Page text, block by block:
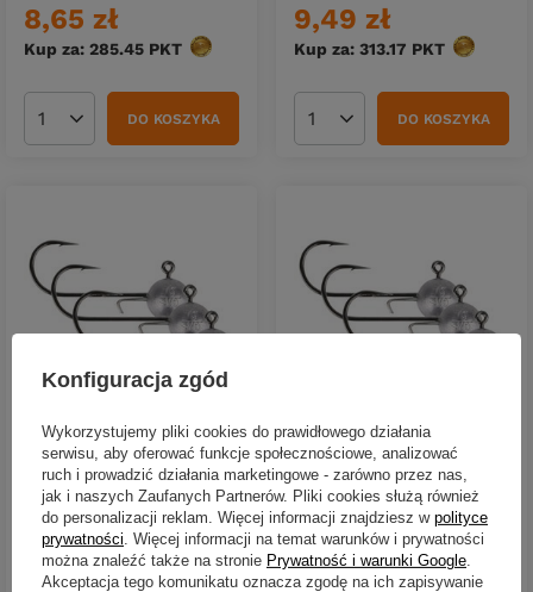
8,65 zł
Kup za: 285.45 PKT punktów
Ilość produktówDO KOSZYKA
9,49 zł
Kup za: 313.17 PKT punktów
Ilość produktówDO KOSZYKA
BESTSELLER
Główki jigowe Mikado Jaws
Classic Jig - 7g - hak: 5/0 -
3szt.
9,94 zł
Kup za: 328.02PKT punktów
Główki jigowe Mikado Jaws
Classic Jig - 7g - hak: 6/0 -
3szt.
9,37 zł
Kup za: 309.21PKTpunktów
Konfiguracja zgód
Wykorzystujemy pliki cookies do prawidłowego działania
serwisu, aby oferować funkcje społecznościowe, analizować
ruch i prowadzić działania marketingowe - zarówno przez nas,
jak i naszych Zaufanych Partnerów. Pliki cookies służą również
do personalizacji reklam. Więcej informacji znajdziesz w polityce
prywatności . Więcej informacji na temat warunków i prywatności
można znaleźć także na stronie Prywatność i warunki Google
Akceptacja tego komunikatu oznacza zgodę na ich zapisywanie